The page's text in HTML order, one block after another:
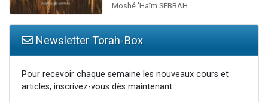
Moshé 'Haïm SEBBAH
Newsletter Torah-Box
Pour recevoir chaque semaine les nouveaux cours et
articles, inscrivez-vous dès maintenant :